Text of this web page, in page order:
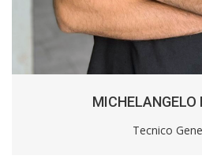
MICHELANGELO
Tecnico